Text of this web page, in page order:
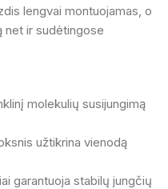
lengvai montuojamas, o
net ir sudėtingose
molekulių susijungimą
užtikrina vienodą
garantuoja stabilų jungčių